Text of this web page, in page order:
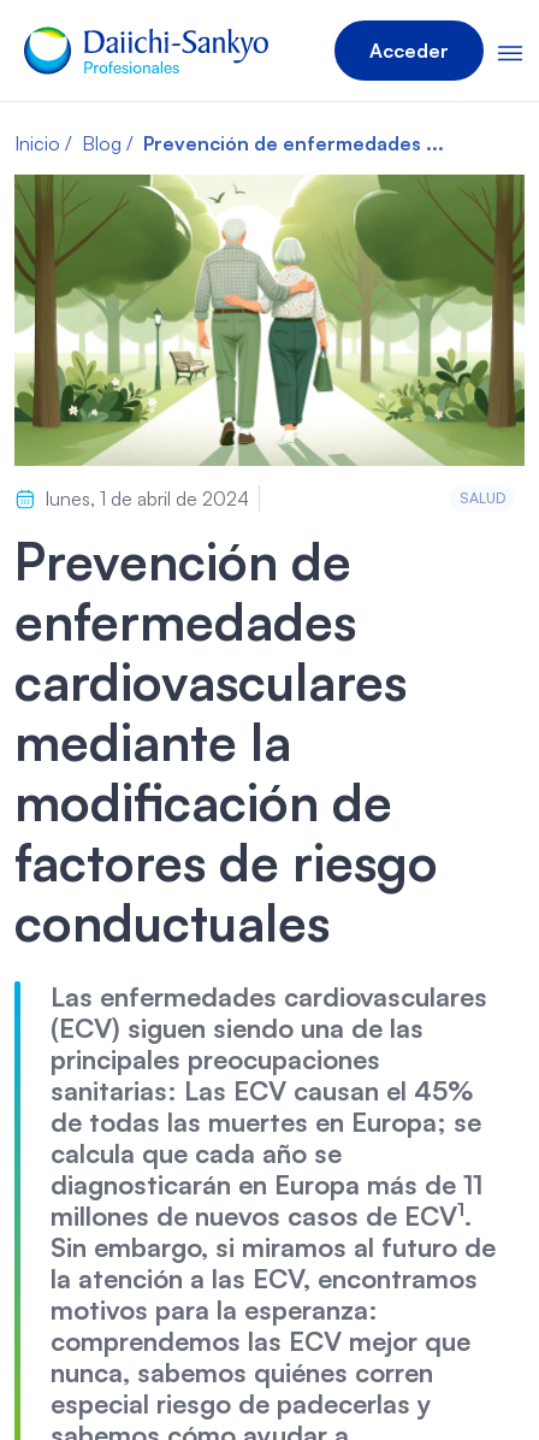
Acceder
Inicio Blog Prevención de enfermedades ...
lunes, 1 de abril de 2024 SALUD
Prevención de
enfermedades
cardiovasculares
mediante la
modificación de
factores de riesgo
conductuales
Las enfermedades cardiovasculares
(ECV) siguen siendo una de las
principales preocupaciones
sanitarias: Las ECV causan el 45%
de todas las muertes en Europa; se
calcula que cada año se
diagnosticarán en Europa más de 11
millones de nuevos casos de ECV1.
Sin embargo, si miramos al futuro de
la atención a las ECV, encontramos
motivos para la esperanza:
comprendemos las ECV mejor que
nunca, sabemos quiénes corren
especial riesgo de padecerlas y